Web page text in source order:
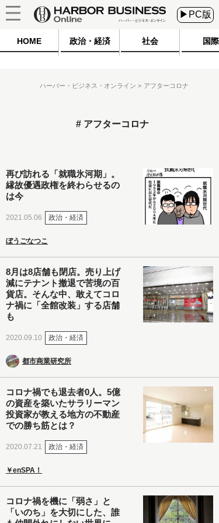
▶PC版
HOME 政治・経済 社会 国際
ハーバー・ビジネス・オンライン アフターコロナ
アフターコロナ
再び訪れる「就職氷河期」。
縁故優遇政権を終わらせるの
は今
2021.05.06 政治・経済
ぼうごなつこ
8月は8店舗も閉店。売り上げ
減にテナント撤退で苦境の百
貨店。そんな中、敢えてコロ
ナ禍に「全館改装」する店舗
も
2020.09.10 政治・経済
都市商業研究所
コロナ禍でも退去者0人。5億
の資産を築いたサラリーマン
投資家が教える地方の不動産
での勝ち筋とは？
2020.07.21 政治・経済
￥enSPA！
コロナ禍を機に「弱さ」と
「いのち」を大切にした、誰